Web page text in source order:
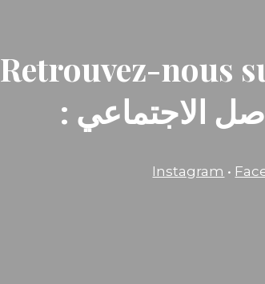
Retrouvez-nous
الاجتماعي
Instagram •